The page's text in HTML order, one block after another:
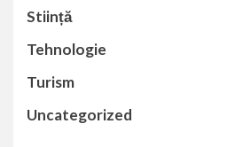
Stiință
Tehnologie
Turism
Uncategorized